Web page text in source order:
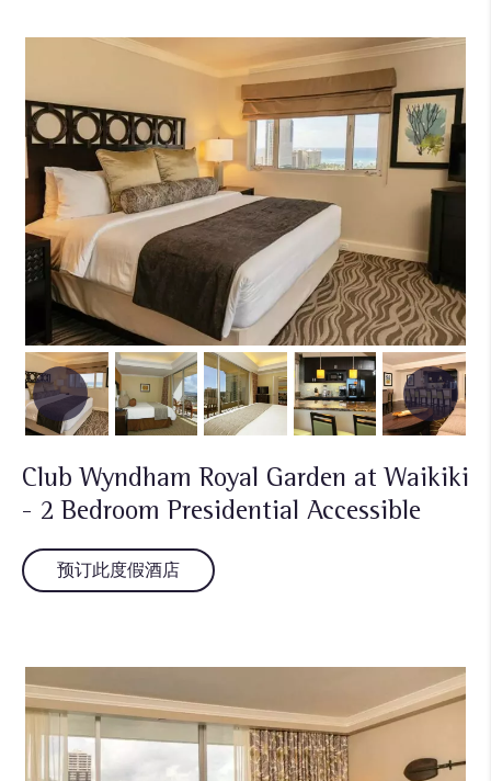
Club Wyndham Royal Garden at Waikiki
- 2 Bedroom Presidential Accessible
预订此度假酒店